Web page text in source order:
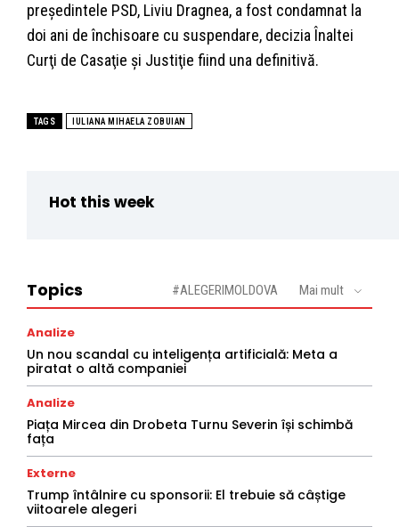
preşedintele PSD, Liviu Dragnea, a fost condamnat la
doi ani de închisoare cu suspendare, decizia Înaltei
Curţi de Casaţie şi Justiţie fiind una definitivă.
TAGS IULIANA MIHAELA ZOBUIAN
Hot this week
Topics #ALEGERIMOLDOVA Mai mult
Analize
Un nou scandal cu inteligența artificială: Meta a
piratat o altă companiei
Analize
Piața Mircea din Drobeta Turnu Severin își schimbă
fața
Externe
Trump întâlnire cu sponsorii: El trebuie să câștige
viitoarele alegeri